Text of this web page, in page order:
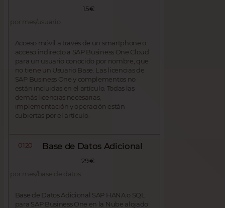
15 €
por mes/usuario
Acceso móvil a través de un smartphone o
acceso indirecto a SAP Business One Cloud
para un usuario conocido por nombre, que
no tiene un Usuario Base. Las licencias de
SAP Business One y complementos no
están incluidas en el artículo. Todas las
demás licencias necesarias,
implementación y operación están
cubiertas por el artículo.
0120 Base de Datos Adicional
29 €
por mes/base de datos
Base de Datos Adicional SAP HANA o SQL
para SAP Business One en la Nube alojado